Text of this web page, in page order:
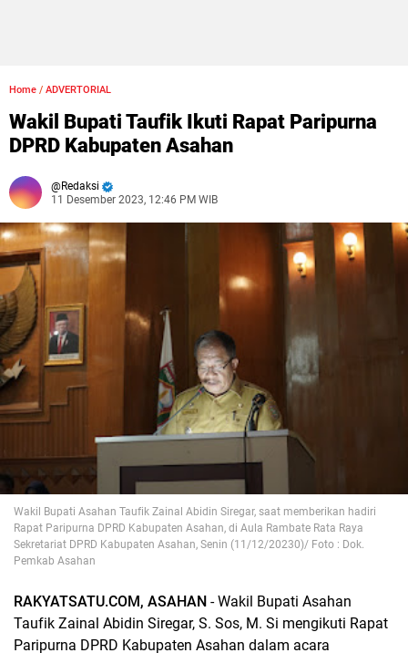
Home / ADVERTORIAL
Wakil Bupati Taufik Ikuti Rapat Paripurna
DPRD Kabupaten Asahan
Redaksi
11 Desember 2023, 12:46 PM WIB
Wakil Bupati Asahan Taufik Zainal Abidin Siregar, saat memberikan hadiri
Rapat Paripurna DPRD Kabupaten Asahan, di Aula Rambate Rata Raya
Sekretariat DPRD Kabupaten Asahan, Senin (11/12/20230)/ Foto : Dok.
Pemkab Asahan
RAKYATSATU.COM, ASAHAN - Wakil Bupati Asahan
Taufik Zainal Abidin Siregar, S. Sos, M. Si mengikuti Rapat
Paripurna DPRD Kabupaten Asahan dalam acara